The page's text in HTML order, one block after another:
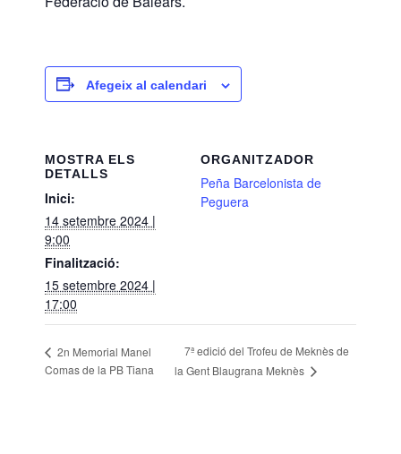
Afegeix al calendari
MOSTRA ELS
DETALLS
Inici:
14 setembre 2024 |
9:00
Finalització:
15 setembre 2024 |
17:00
ORGANITZADOR
Peña Barcelonista de
Peguera
2n Memorial Manel
Comas de la PB Tiana
7ª edició del Trofeu de Meknès de
la Gent Blaugrana Meknès